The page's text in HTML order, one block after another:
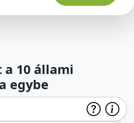
10 állami
egybe